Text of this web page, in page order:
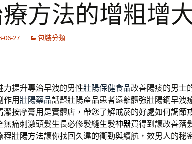
方法的增粗增
06-27 包裝分類
力提升專治早洩的男性壯陽保健食品改善陽痿的男士
作用壯陽藥品話題壯陽產品患者遠離體強壯陽鋼早洩
潔按摩膏用是實體店，帶您了解戒菸的好處如何調節
無痛刺激頭髮生長必修髮縫生髮神器買得到讓改善落
程壯陽方法讓你找回久違的衝勁與續航，效男人的秘